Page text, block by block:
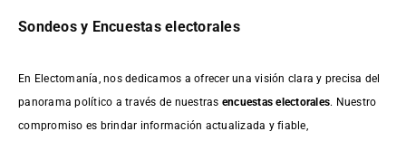
Sondeos y Encuestas electorales
En Electomanía, nos dedicamos a ofrecer una visión clara y precisa del
panorama político a través de nuestras encuestas electorales. Nuestro
compromiso es brindar información actualizada y fiable,